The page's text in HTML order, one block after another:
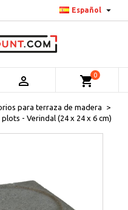
Español 
 shopping_cart0
para terraza de madera
- Verindal (24 x 24 x 6 cm)